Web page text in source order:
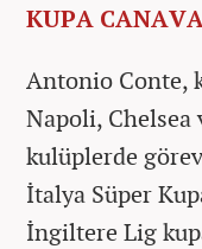
KUPA
Antonio Conte,
Napoli,
kulüplerde
İtalya Süper
İngiltere Lig